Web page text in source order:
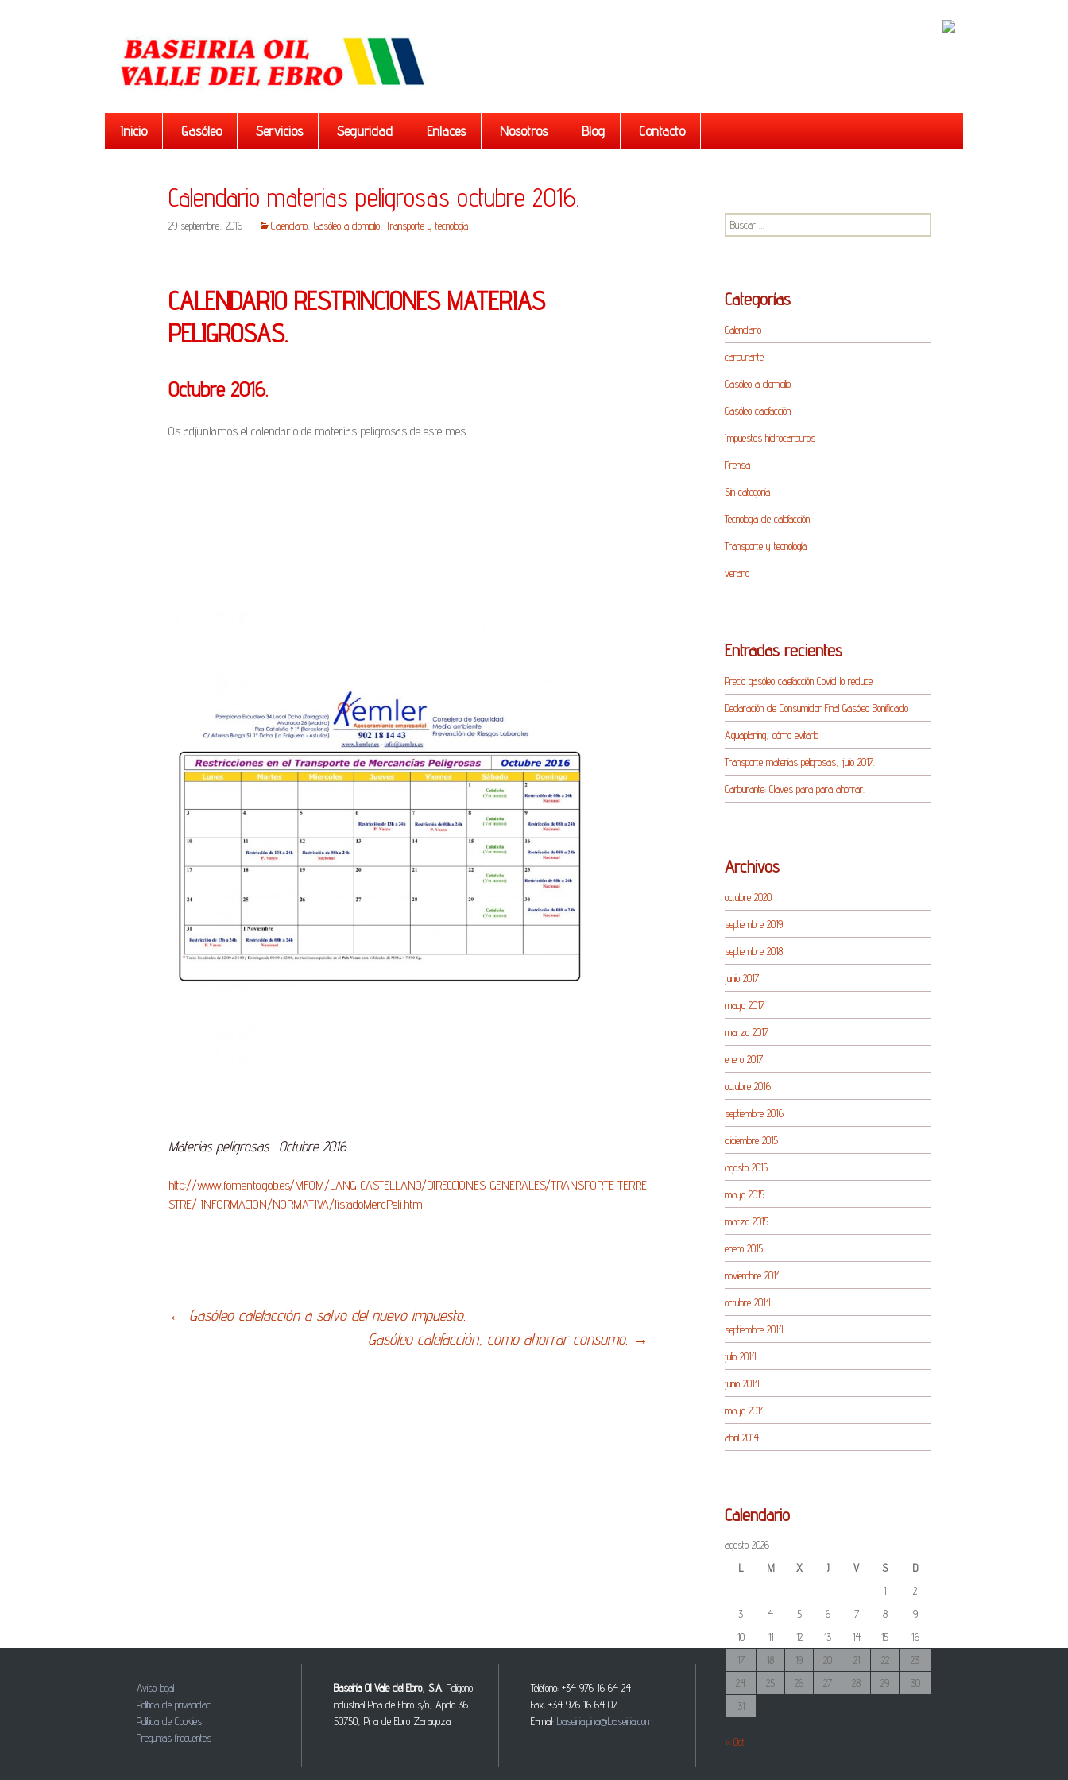
Inicio Gasóleo Servicios Seguridad Enlaces Nosotros Blog Contacto
Calendario materias peligrosas octubre 2016.
29 septiembre, 2016 Calendario Gasóleo a domicilio ,Transporte y tecnología
CALENDARIO RESTRINCIONES MATERIAS
PELIGROSAS.
Octubre 2016.
Os adjuntamos el calendario de materias peligrosas de este mes.
Materias peligrosas. Octubre 2016.
http://www.fomento.gob.es/MFOM/LANG_CASTELLANO/DIRECCIONES_GENERALES/TRANSPORTE_TERRE
STRE/_INFORMACION/NORMATIVA/listadoMercPeli.htm
← Gasóleo calefacción a salvo del nuevo impuesto.
Gasóleo calefacción, como ahorrar consumo. →
Buscar:
Categorías
Calendario
carburante
Gasóleo a domicilio
Gasóleo calefacción
Impuestos hidrocarburos
Prensa
Sin categoría
Tecnologia de calefacción
Transporte y tecnología
verano
Entradas recientes
Precio gasóleo calefacción Covid lo reduce
Declaración de Consumidor Final Gasóleo Bonificado
Aquaplaning, cómo evitarlo
Transporte materias peligrosas, julio 2017.
Carburante: Claves para para ahorrar.
Archivos
octubre 2020
septiembre 2019
septiembre 2018
junio 2017
mayo 2017
marzo 2017
enero 2017
octubre 2016
septiembre 2016
diciembre 2015
agosto 2015
mayo 2015
marzo 2015
enero 2015
noviembre 2014
octubre 2014
septiembre 2014
julio 2014
junio 2014
mayo 2014
abril 2014
Calendario
agosto 2026
L
M X J V S
D
1
2
3
4 5 6 7 8
9
10
11 12 13 14 15
16
17
18 19 20 21 22
23
24
25 26 27 28 29
30
31
« Oct
Aviso legal
Política de privacidad
Política de Cookies
Preguntas frecuentes
Baseiria Oil Valle del Ebro, S.A. Polígono
industrial Pina de Ebro s/n, Apdo 36
50750, Pina de Ebro Zaragoza
Teléfono: +34 976 16 64 24
Fax: +34 976 16 64 07
E-mail: baseiria.pina@baseiria.com